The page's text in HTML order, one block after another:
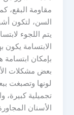
مقاومة البقع،
السن، لتكون
يتم اللجوء
الابتسامة
بإمكان ابتسامة
بعض مشكلات
لونها وتصبغت
تجميلية
الأسنان